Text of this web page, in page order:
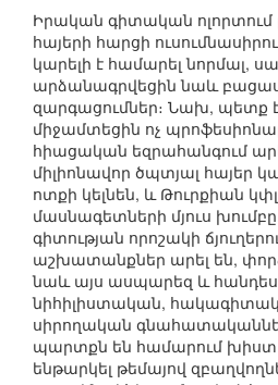
Իրական գիտական
հայերի հարցի
կարելի է համարել նորմալ,
արձանագրվեցին նաև
զարգացումներ։ Նախ, պետք է
միջամտեցին ոչ
հիացական եզրահանգում
միլիոնավոր ծպտյալ հայեր
ոտքի կելնեն, և Թուրքիան
մասնագետների մյուս
գիտության որոշակի
աշխատանքներ արել են,
նաև այս ասպարեզ և հանդես
նիհիլիստական,
սիրողական
պարտքն են համարում
ենթարկել թեմայով